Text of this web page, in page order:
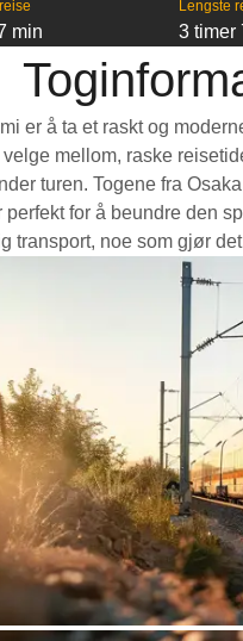
min
Lengste
3 timer
er å ta et raskt og
mellom, raske
turen. Togene fra
for å beundre den
noe som gjør